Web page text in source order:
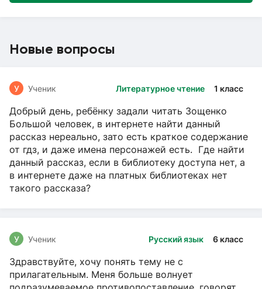
Новые вопросы
Литературное чтение 1 класс
У Ученик
Добрый день, ребёнку задали читать Зощенко
Большой человек, в интернете найти данный
рассказ нереально, зато есть краткое содержание
от гдз, и даже имена персонажей есть. Где найти
данный рассказ, если в библиотеку доступа нет, а
в интернете даже на платных библиотеках нет
такого рассказа?
Русский язык 6 класс
У Ученик
Здравствуйте, хочу понять тему не с
прилагательным. Меня больше волнует